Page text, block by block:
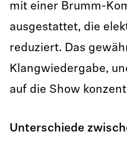
mit einer Brumm-
ausgestattet, die
reduziert. Das
Klangwiedergabe,
auf die Show
Unterschiede